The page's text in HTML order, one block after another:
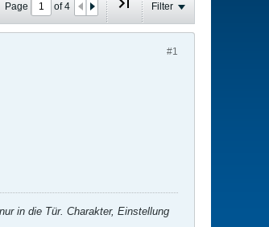
Page of4 Filter
#1
in die Tür. Charakter, Einstellung